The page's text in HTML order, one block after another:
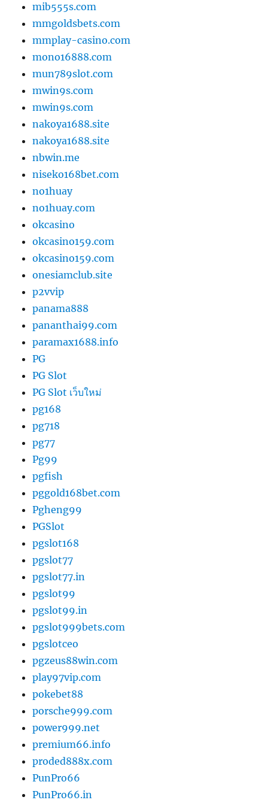
mib555s.com
mmgoldsbets.com
mmplay-casino.com
mono16888.com
mun789slot.com
mwin9s.com
mwin9s.com
nakoya1688.site
nakoya1688.site
nbwin.me
niseko168bet.com
no1huay
no1huay.com
okcasino
okcasino159.com
okcasino159.com
onesiamclub.site
p2vvip
panama888
pananthai99.com
paramax1688.info
PG
PG Slot
PG Slot เว็บใหม่
pg168
pg718
pg77
Pg99
pgfish
pggold168bet.com
Pgheng99
PGSlot
pgslot168
pgslot77
pgslot77.in
pgslot99
pgslot99.in
pgslot999bets.com
pgslotceo
pgzeus88win.com
play97vip.com
pokebet88
porsche999.com
power999.net
premium66.info
proded888x.com
PunPro66
PunPro66.in